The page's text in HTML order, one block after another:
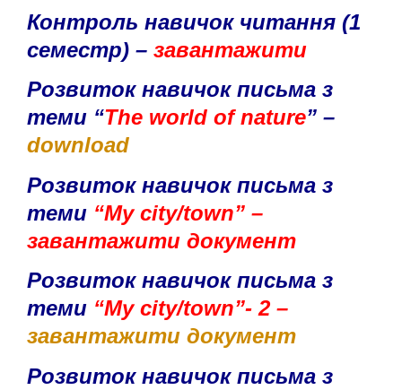
Контроль навичок читання (1
семестр) – завантажити
Розвиток навичок письма з
теми “The world of nature” –
download
Розвиток навичок письма з
теми “My city/town” –
завантажити документ
Розвиток навичок письма з
теми “My city/town”- 2 –
завантажити документ
Розвиток навичок письма з